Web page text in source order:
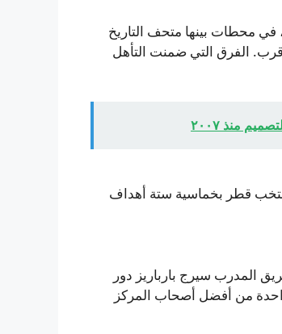
محطات بينها متحف التاريخ
الفرق التي ضمنت التأهل
منذ ٢٠٠٧
قبل أن تهدرم منتخب قطر بخماسية ستة أهداف
القاطع 3-1 على قطر. أنهى فريق المدرب سيرج بارباريز دور
من أفضل أصحاب المركز